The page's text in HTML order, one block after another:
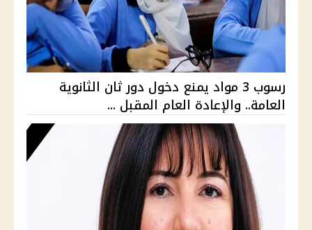
رسوب 3 مواد يمنع دخول دور ثان الثانوية
العامة.. والإعادة العام المقبل ...